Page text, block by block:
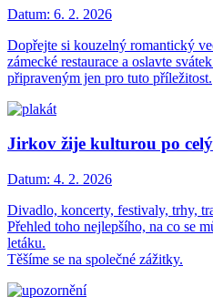
Datum: 6. 2. 2026
Dopřejte si kouzelný romantický
zámecké restaurace a oslavte
připraveným jen pro tuto příležitost.
Jirkov žije kulturou po
Datum: 4. 2. 2026
Divadlo, koncerty, festivaly, trhy,
Přehled toho nejlepšího, na co se
letáku.
Těšíme se na společné zážitky.